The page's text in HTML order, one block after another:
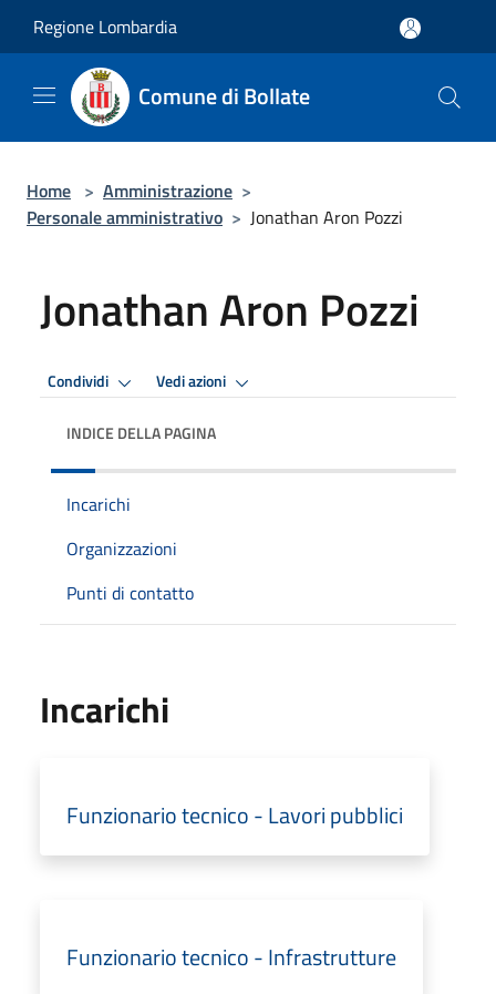
Regione Lombardia
Comune di Bollate
Home > Amministrazione >
Personale amministrativo > Jonathan Aron Pozzi
Jonathan Aron Pozzi
Condividi Vedi azioni
INDICE DELLA PAGINA
Incarichi
Organizzazioni
Punti di contatto
Incarichi
Funzionario tecnico - Lavori pubblici
Funzionario tecnico - Infrastrutture